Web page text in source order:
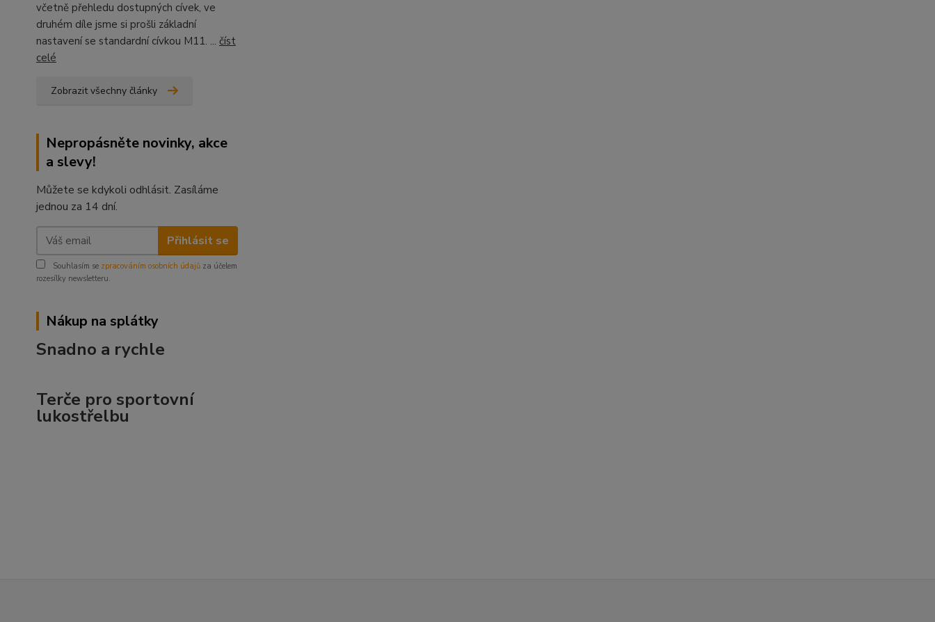
včetně přehledu dostupných cívek, ve
druhém díle jsme si prošli základní
nastavení se standardní cívkou M11. ... číst
celé
Zobrazit všechny články
Nepropásněte novinky, akce
a slevy!
Můžete se kdykoli odhlásit. Zasíláme
jednou za 14 dní.
Přihlásit se
Souhlasím se zpracováním osobních údajů za účelem
rozesílky newsletteru.
Nákup na splátky
Snadno a rychle
Terče pro sportovní
lukostřelbu